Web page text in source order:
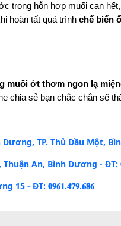
trong hỗn hợp muối cạn
hoàn tất quá trình chế biến
muối ớt thơm ngon lạ
chia sẻ bạn chắc chắn sẽ
TP. Thủ Dầu Một,
An, Bình Dương - ĐT:
15 - ĐT: 𝟎𝟗𝟔𝟏.𝟒𝟕𝟗.𝟔𝟖𝟔